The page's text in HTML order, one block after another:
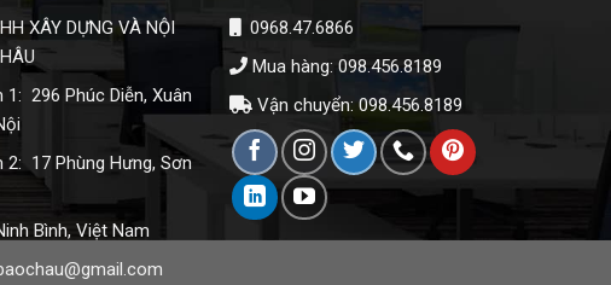
XÂY DỰNG VÀ NỘI
296 Phúc Diễn, Xuân
17 Phùng Hưng, Sơn
Bình, Việt Nam
0968.47.6866
Mua hàng: 098.456.8189
Vận chuyển: 098.456.8189